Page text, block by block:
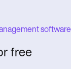
software
free